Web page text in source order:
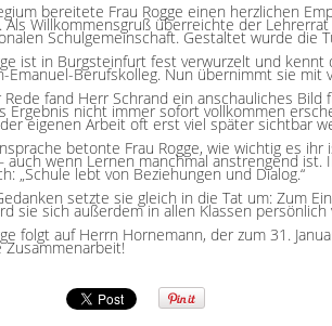
bereitete Frau Rogge einen herzlichen
Als Willkommensgruß überreichte der
Schulgemeinschaft. Gestaltet wurde die
ist in Burgsteinfurt fest verwurzelt und
Emanuel-Berufskolleg. Nun übernimmt sie mit
Rede fand Herr Schrand ein anschauliches
Ergebnis nicht immer sofort vollkommen
eigenen Arbeit oft erst viel später sichtbar
betonte Frau Rogge, wie wichtig es
auch wenn Lernen manchmal anstrengend
„Schule lebt von Beziehungen und Dialog.“
setzte sie gleich in die Tat um: Zum
sie sich außerdem in allen Klassen
folgt auf Herrn Hornemann, der zum 31.
Zusammenarbeit!